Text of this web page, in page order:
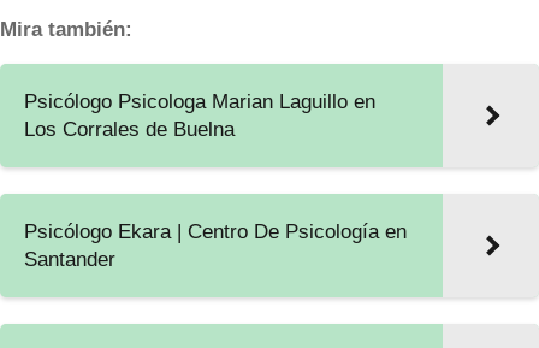
Mira también:
Psicólogo Psicologa Marian Laguillo en
Los Corrales de Buelna
Psicólogo Ekara | Centro De Psicología en
Santander